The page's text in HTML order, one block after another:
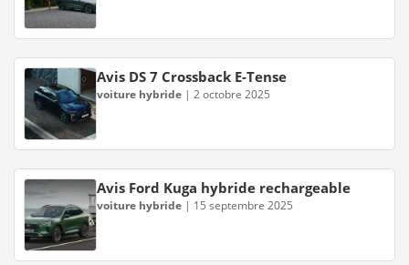
Avis DS 7 Crossback E-Tense
voiture hybride | 2 octobre 2025
Avis Ford Kuga hybride rechargeable
voiture hybride | 15 septembre 2025